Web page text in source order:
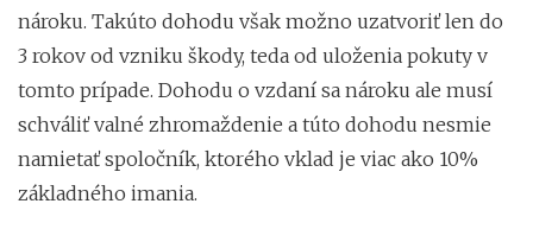
nároku. Takúto dohodu však možno uzatvoriť len do
3 rokov od vzniku škody, teda od uloženia pokuty v
tomto prípade. Dohodu o vzdaní sa nároku ale musí
schváliť valné zhromaždenie a túto dohodu nesmie
namietať spoločník, ktorého vklad je viac ako 10%
základného imania.